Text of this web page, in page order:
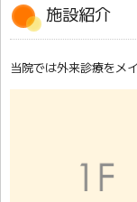
採用情報
施設紹介
当院では外来診療をメ